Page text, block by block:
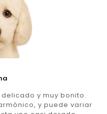
y muy bonito.
y puede variar